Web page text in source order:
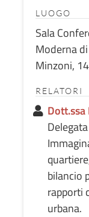
LUOGO
Sala
Moderna
Minzoni,
RELATORI
Dott.ssa
bilancio
rapporti
urbana.